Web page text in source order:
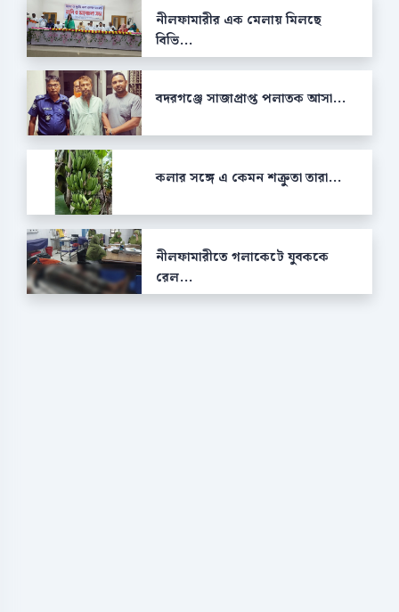
নীলফামারীর এক মেলায় মিলছে
বিভি...
বদরগঞ্জে সাজাপ্রাপ্ত পলাতক আসা...
কলার সঙ্গে এ কেমন শক্রুতা তারা...
নীলফামারীতে গলাকেটে যুবককে
রেল...